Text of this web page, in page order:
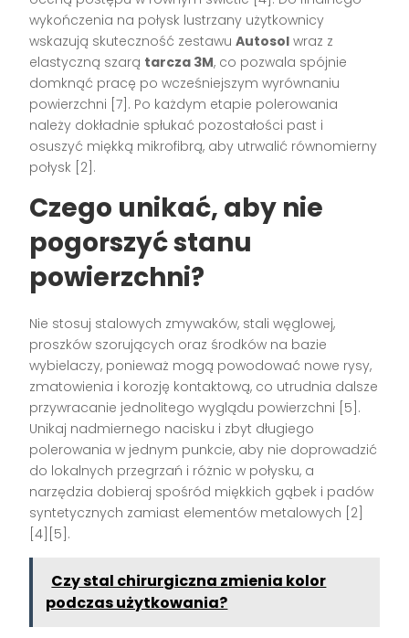
wykończenia na połysk lustrzany użytkownicy
wskazują skuteczność zestawuAutosol wraz z
elastyczną szarą tarcza 3M, co pozwala spójnie
domknąć pracę po wcześniejszym wyrównaniu
powierzchni [7]. Po każdym etapie polerowania
należy dokładnie spłukać pozostałości past i
osuszyć miękką mikrofibrą, aby utrwalić równomierny
połysk [2].
Czego unikać, aby nie
pogorszyć stanu
powierzchni?
Nie stosuj stalowych zmywaków, stali węglowej,
proszków szorujących oraz środków na bazie
wybielaczy, ponieważ mogą powodować nowe rysy,
zmatowienia i korozję kontaktową, co utrudnia dalsze
przywracanie jednolitego wyglądu powierzchni [5].
Unikaj nadmiernego nacisku i zbyt długiego
polerowania w jednym punkcie, aby nie doprowadzić
do lokalnych przegrzań i różnic w połysku, a
narzędzia dobieraj spośród miękkich gąbek i padów
syntetycznych zamiast elementów metalowych [2]
[4][5].
Czy stal chirurgiczna zmienia kolor
podczas użytkowania?